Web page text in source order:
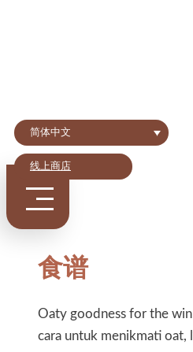
简体中文
线上商店
食谱
Oaty goodness for the
cara untuk menikmati oat,